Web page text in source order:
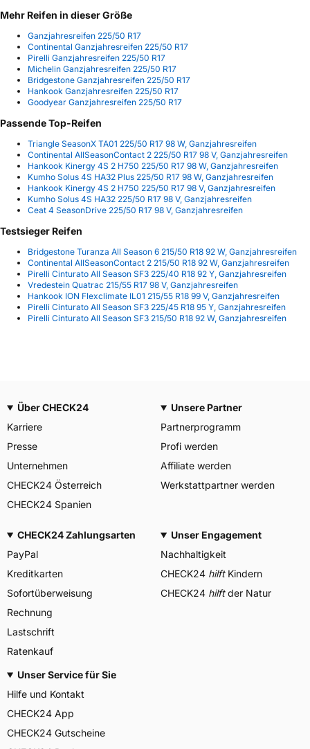
Mehr Reifen in dieser Größe
Ganzjahresreifen 225/50 R17
Continental Ganzjahresreifen 225/50 R17
Pirelli Ganzjahresreifen 225/50 R17
Michelin Ganzjahresreifen 225/50 R17
Bridgestone Ganzjahresreifen 225/50 R17
Hankook Ganzjahresreifen 225/50 R17
Goodyear Ganzjahresreifen 225/50 R17
Passende Top-Reifen
Triangle SeasonX TA01 225/50 R17 98 W, Ganzjahresreifen
Continental AllSeasonContact 2 225/50 R17 98 V, Ganzjahresreifen
Hankook Kinergy 4S 2 H750 225/50 R17 98 W, Ganzjahresreifen
Kumho Solus 4S HA32 Plus 225/50 R17 98 W, Ganzjahresreifen
Hankook Kinergy 4S 2 H750 225/50 R17 98 V, Ganzjahresreifen
Kumho Solus 4S HA32 225/50 R17 98 V, Ganzjahresreifen
Ceat 4 SeasonDrive 225/50 R17 98 V, Ganzjahresreifen
Testsieger Reifen
Bridgestone Turanza All Season 6 215/50 R18 92 W, Ganzjahresreifen
Continental AllSeasonContact 2 215/50 R18 92 W, Ganzjahresreifen
Pirelli Cinturato All Season SF3 225/40 R18 92 Y, Ganzjahresreifen
Vredestein Quatrac 215/55 R17 98 V, Ganzjahresreifen
Hankook ION Flexclimate IL01 215/55 R18 99 V, Ganzjahresreifen
Pirelli Cinturato All Season SF3 225/45 R18 95 Y, Ganzjahresreifen
Pirelli Cinturato All Season SF3 215/50 R18 92 W, Ganzjahresreifen
Über CHECK24
Karriere
Presse
Unternehmen
CHECK24 Österreich
CHECK24 Spanien
Unsere Partner
Partnerprogramm
Profi werden
Affiliate werden
Werkstattpartner werden
CHECK24 Zahlungsarten
PayPal
Kreditkarten
Sofortüberweisung
Rechnung
Lastschrift
Ratenkauf
Unser Engagement
Nachhaltigkeit
CHECK24 hilftKindern
CHECK24 hilftder Natur
Unser Service für Sie
Hilfe und Kontakt
CHECK24 App
CHECK24 Gutscheine